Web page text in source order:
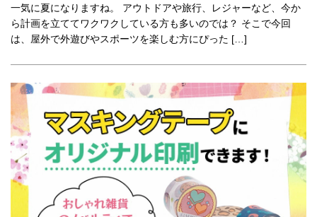
一気に夏になりますね。 アウトドアや旅行、レジャーなど、今か
ら計画を立ててワクワクしている方も多いのでは？ そこで今回
は、屋外で外遊びやスポーツを楽しむ方にぴった […]